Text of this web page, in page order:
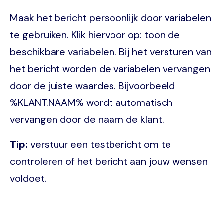
Maak het bericht persoonlijk door variabelen
te gebruiken. Klik hiervoor op: toon de
beschikbare variabelen. Bij het versturen van
het bericht worden de variabelen vervangen
door de juiste waardes. Bijvoorbeeld
%KLANT.NAAM% wordt automatisch
vervangen door de naam de klant.
Tip: verstuur een testbericht om te
controleren of het bericht aan jouw wensen
voldoet.